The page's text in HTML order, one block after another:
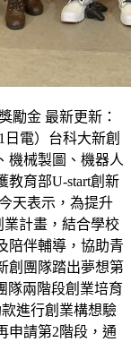
勵金 最新更新：
日電）台科大新創
機械製圖、機器人
教育部U-start創新
天表示，為提升
業計畫，結合學校
陪伴輔導，協助青
創團隊踏出夢想第
隊兩階段創業培育
進行創業構想驗
申請第2階段，通